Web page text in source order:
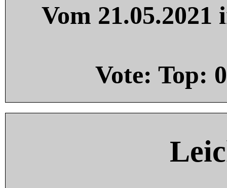
Vom
Vote: Top: 0